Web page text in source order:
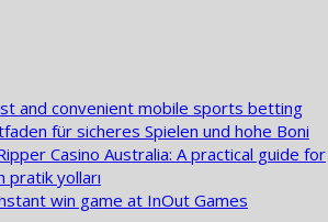
and convenient mobile sports betting
für sicheres Spielen und hohe Boni
Casino Australia: A practical guide for
pratik yolları
win game at InOut Games